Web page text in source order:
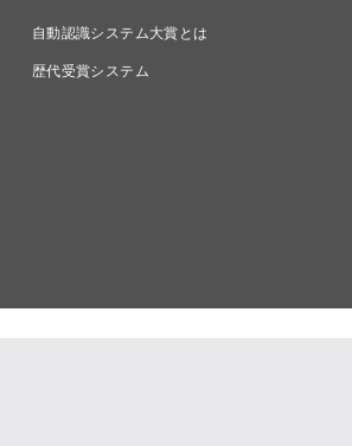
自動認識システム大賞とは
歴代受賞システム